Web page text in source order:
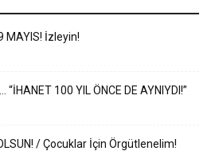
MAYIS! İzleyin!
100 YIL ÖNCE DE AYNIYDI!”
/ Çocuklar İçin Örgütlenelim!